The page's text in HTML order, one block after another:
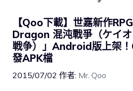
【Qoo下載】世嘉新作
Dragon 混沌戰爭（ケイ
戦争）」Android版上架
發APK檔
2015/07/02 作者: Mr. Qoo